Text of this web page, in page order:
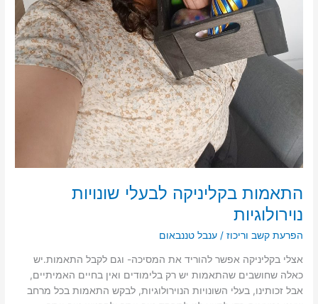
התאמות בקליניקה לבעלי שונויות
נוירולוגיות
הפרעת קשב וריכוז /ענבל טננבאום
אצלי בקליניקה אפשר להוריד את המסיכה- וגם לקבל התאמות.יש
כאלה שחושבים שהתאמות יש רק בלימודים ואין בחיים האמיתיים,
אבל זכותינו, בעלי השונויות הנוירולוגיות, לבקש התאמות בכל מרחב